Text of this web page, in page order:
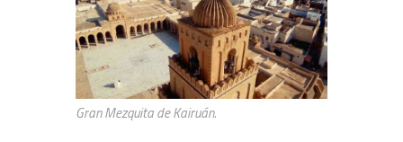
Gran Mezquita de Kairuán.